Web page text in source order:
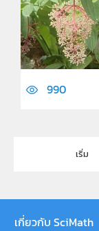
990
เริ่ม
เกี่ยวกับ SciMath